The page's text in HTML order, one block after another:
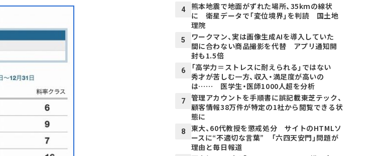
4
熊本地震で地面がずれた場所、35kmの線状
に 衛星データで「変位境界」を判読 国土地
理院
5
ワークマン、実は画像生成AIを導入していた
間に合わない商品撮影を代替 アプリ通知開
封も1.5倍
6
「高学力＝ストレスに耐えられる」ではない
秀才が苦しむ一方、収入・満足度が高いの
は…… 医学生・医師1000人超を分析
7
管理アカウントを手順書に誤記載――東芝テック、
顧客情報38万件が特定の1社から閲覧できる状
態に
8
東大、60代教授を懲戒処分 サイトのHTMLソ
ースに“不適切な言葉” 「六四天安門」問題が
理由と毎日報道